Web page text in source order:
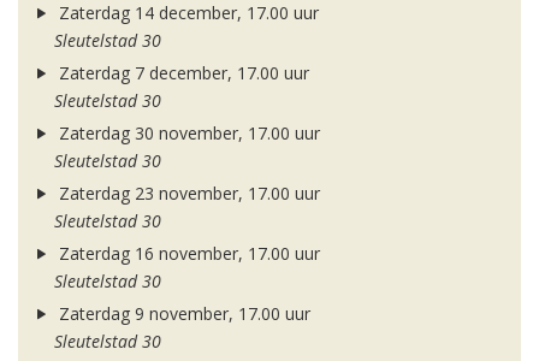
Zaterdag 14 december, 17.00 uur
Sleutelstad 30
Zaterdag 7 december, 17.00 uur
Sleutelstad 30
Zaterdag 30 november, 17.00 uur
Sleutelstad 30
Zaterdag 23 november, 17.00 uur
Sleutelstad 30
Zaterdag 16 november, 17.00 uur
Sleutelstad 30
Zaterdag 9 november, 17.00 uur
Sleutelstad 30